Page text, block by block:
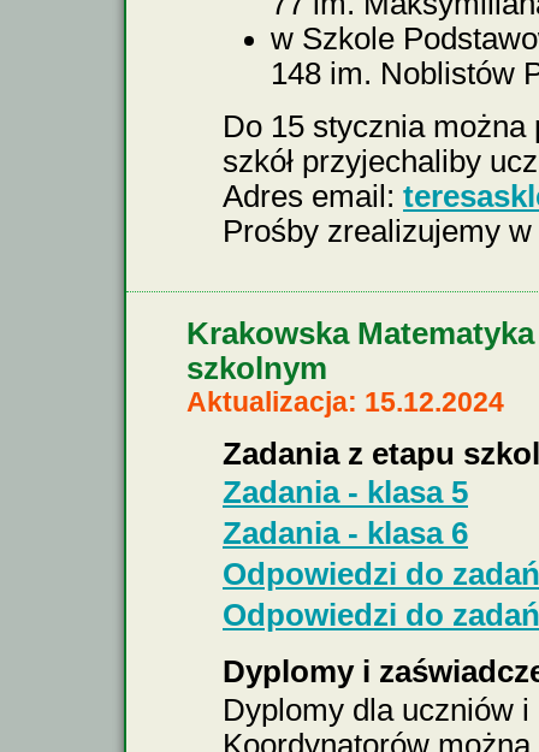
w Szkole
148 im. Noblistów
Do 15 stycznia można
szkół przyjechaliby
Adres email:
Prośby zrealizujemy
Krakowska
szkolnym
Aktualizacja: 15.12.2024
Zadania z etapu
Zadania - klasa 5
Zadania - klasa 6
Odpowiedzi do
Odpowiedzi do
Dyplomy i
Dyplomy dla uczniów
Koordynatorów